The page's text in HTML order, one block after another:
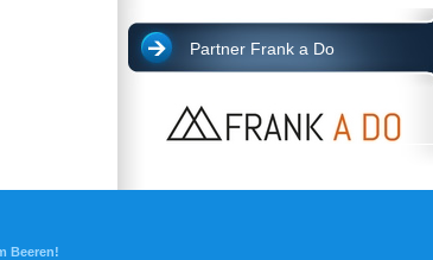
Partner Frank a Do
Beeren!